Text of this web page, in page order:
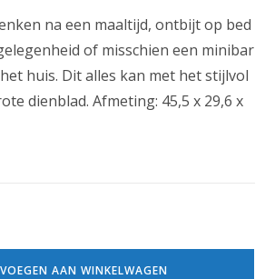
na een maaltijd, ontbijt op bed
of misschien een minibar
huis. Dit alles kan met het stijlvol
dienblad. Afmeting: 45,5 x 29,6 x
AAN WINKELWAGEN